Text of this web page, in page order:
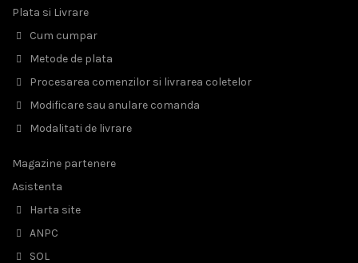
Plata si Livrare
Cum cumpar
Metode de plata
Procesarea comenzilor si livrarea coletelor
Modificare sau anulare comanda
Modalitati de livrare
Magazine partenere
Asistenta
Harta site
ANPC
SOL